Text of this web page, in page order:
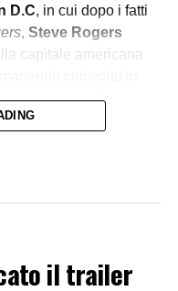
D.C, in cui dopo i fatti
, Steve Rogers
capitale americana
come Rogers
, cambiato sia
e corrotti.
il trailer